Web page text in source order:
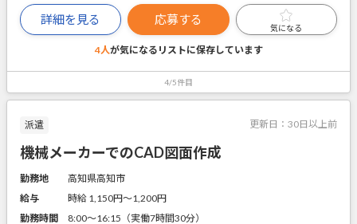
詳細を見る 応募する
気になる
4人が気になるリストに保存しています
4/5件目
派遣 更新日： 30日以上前
機械メーカーでのCAD図面作成
勤務地
高知県高知市
給与
時給 1,150円〜1,200円
勤務時間
8:00～16:15（実働7時間30分）